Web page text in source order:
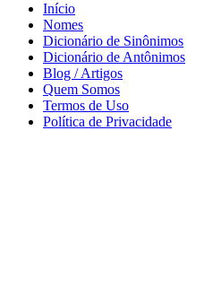
Início
Nomes
Dicionário de Sinônimos
Dicionário de Antônimos
Blog / Artigos
Quem Somos
Termos de Uso
Política de Privacidade